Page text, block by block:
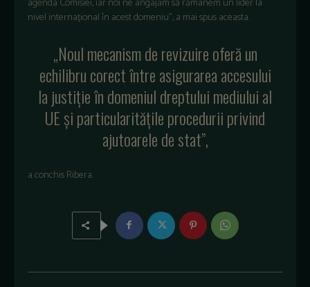
nivel internațional în acest domeniu”, a mai spus aceasta.
„Noul mecanism de revizuire oferă un
echilibru corect între asigurarea accesului
la justiție în domeniul dreptului mediului al
UE și particularitățile procedurii privind
ajutoarele de stat”,
a conchis Ribera.